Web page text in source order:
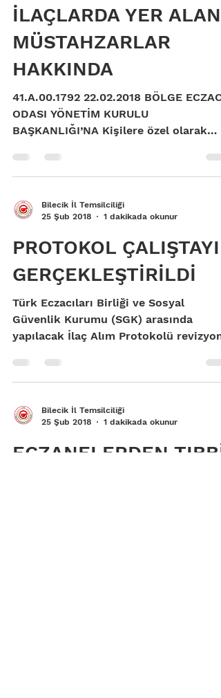
İLAÇLARDA YER ALAN
MÜSTAHZARLAR
HAKKINDA
41.A.00.1792 22.02.2018 BÖLGE ECZACI
ODASI YÖNETİM KURULU
BAŞKANLIĞI’NA Kişilere özel olarak
Bilecik İl Temsilciliği
25 Şub 2018
1 dakikada okunur
PROTOKOL ÇALIŞTAYI
GERÇEKLEŞTİRİLDİ
Türk Eczacıları Birliği ve Sosyal
Güvenlik Kurumu (SGK) arasında
yapılacak İlaç Alım Protokolü revizyon
Bilecik İl Temsilciliği
25 Şub 2018
1 dakikada okunur
ECZANELERDEN TIBBİ